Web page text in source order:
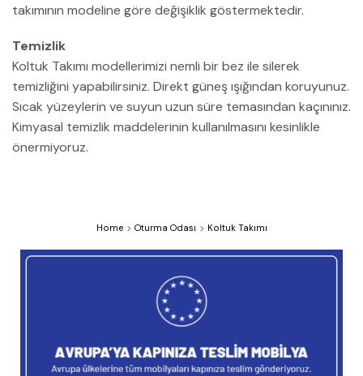
takımının modeline göre değişiklik göstermektedir.
Temizlik
Koltuk Takımı modellerimizi nemli bir bez ile silerek
temizliğini yapabilirsiniz. Direkt güneş ışığından koruyunuz.
Sıcak yüzeylerin ve suyun uzun süre temasından kaçınınız.
Kimyasal temizlik maddelerinin kullanılmasını kesinlikle
önermiyoruz.
Home Oturma Odası Koltuk Takımı